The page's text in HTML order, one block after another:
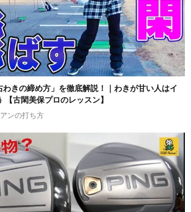
わきの締め方」を徹底解説！｜わきが甘い人はイ
【古閑美保プロのレッスン】
ンの打ち方